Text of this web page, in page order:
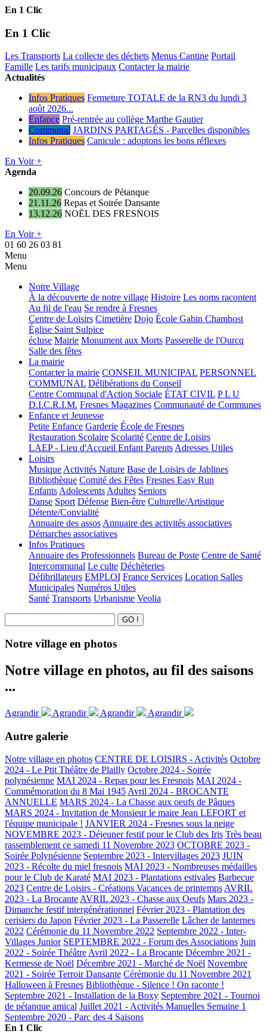
En 1 Clic
En 1 Clic
Les Transports La collecte des déchets Menus Cantine Portail
Famille Les tarifs municipaux Contacter la mairie
Actualités
Infos Pratiques Fermeture TOTALE de la RN3 du lundi 3
août 2026...
Enfance Pré-rentrée au collège Marthe Gautier
Communal JARDINS PARTAGÉS - Parcelles disponibles
Infos Pratiques Canicule : adoptons les bons réflexes
En Voir +
Agenda
20.09.26 Concours de Pétanque
21.11.26 Repas et Soirée Dansante
13.12.26 NOËL DES FRESNOIS
En Voir +
01 60 26 03 81
Menu
Menu
Notre Village
À la découverte de notre village Histoire Les noms racontent
Au fil de l'eau Se rendre à Fresnes
Centre de Loisirs Cimetière Dojo École Gabin Chambost
Église Saint Sulpice
écluse Mairie Monument aux Morts Passerelle de l'Ourcq
Salle des fêtes
La mairie
Contacter la mairie CONSEIL MUNICIPAL PERSONNEL
COMMUNAL Délibérations du Conseil
Centre Communal d'Action Sociale ÉTAT CIVIL P L U
D.I.C.R.I.M. Fresnes Magazines Communauté de Communes
Enfance et Jeunesse
Petite Enfance Garderie École de Fresnes
Restauration Scolaire Scolarité Centre de Loisirs
LAEP - Lieu d'Accueil Enfant ParentsAdresses Utiles
Loisirs
MusiqueActivités Nature Base de Loisirs de Jablines
Bibliothèque Comité des Fêtes Fresnes Easy Run
EnfantsAdolescentsAdultes Seniors
Danse Sport Défense Bien-être Culturelle/Artistique
Détente/Convialité
Annuaire des assosAnnuaire des activités associatives
Démarches associatives
Infos Pratiques
Annuaire des Professionnels Bureau de Poste Centre de Santé
Intercommunal Le culte Déchèteries
Défibrillateurs EMPLOI France Services Location Salles
Municipales Numéros Utiles
Santé Transports Urbanisme Veolia
Notre village en photos
Notre village en photos, au fil des saisons
...
Agrandir Agrandir Agrandir Agrandir
Autre galerie
Notre village en photos CENTRE DE LOISIRS - Activités Octobre
2024 - Le Ptit Théâtre de Plailly Octobre 2024 - Soirée
polynésienne MAI 2024 - Repas pour les Fresnois MAI 2024 -
Commémoration du 8 Mai 1945Avril 2024 - BROCANTE
ANNUELLE MARS 2024 - La Chasse aux oeufs de Pâques
MARS 2024 - Invitation de Monsieur le maire Jean LEFORT et
l'équipe municipale ! JANVIER 2024 - Fresnes sous la neige
NOVEMBRE 2023 - Déjeuner festif pour le Club des Iris Très beau
rassemblement ce samedi 11 Novembre 2023 OCTOBRE 2023 -
Soirée Polynésienne Septembre 2023 - Intervillages 2023 JUIN
2023 - Récolte du miel fresnois MAI 2023 - Nombreuses médailles
pour le Club de Karaté MAI 2023 - Plantations estivales Barbecue
2023 Centre de Loisirs - Créations Vacances de printempsAVRIL
2023 - La BrocanteAVRIL 2023 - Chasse aux Oeufs Mars 2023 -
Dimanche festif intergénérationnel Février 2023 - Plantation des
cerisiers du Japon Février 2023 - La Passerelle Lâcher de lanternes
2022 Cérémonie du 11 Novembre 2022 Septembre 2022 - Inter-
Villages Junior SEPTEMBRE 2022 - Forum des Associations Juin
2022 - Soirée ThéâtreAvril 2022 - La Brocante Décembre 2021 -
Kermesse de Noël Décembre 2021 - Marché de Noël Novembre
2021 - Soirée Terroir Dansante Cérémonie du 11 Novembre 2021
Halloween à Fresnes Bibliothèque - Silence ! On raconte !
Septembre 2021 - Installation de la Boxy Septembre 2021 - Tournoi
de pétanque amical Juillet 2021 - Activités Manuelles Semaine 1
Septembre 2020 - Parc des 4 Saisons
En 1 Clic